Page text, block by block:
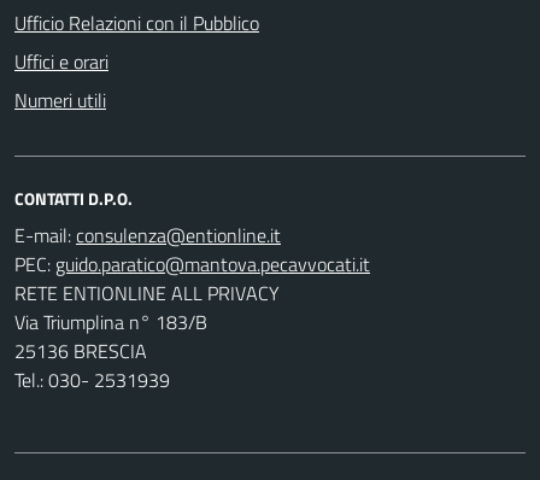
Ufficio Relazioni con il Pubblico
Uffici e orari
Numeri utili
CONTATTI D.P.O.
E-mail:
PEC:
RETE ENTIONLINE ALL PRIVACY
Via Triumplina n° 183/B
25136 BRESCIA
Tel.: 030- 2531939